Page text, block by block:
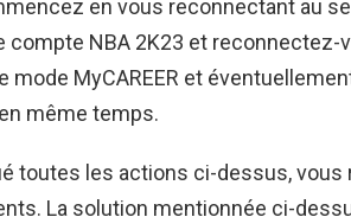
en vous reconnectant au
compte NBA 2K23 et reconnectez-
mode MyCAREER et
même temps.
toutes les actions ci-dessus, vous
La solution mentionnée ci-